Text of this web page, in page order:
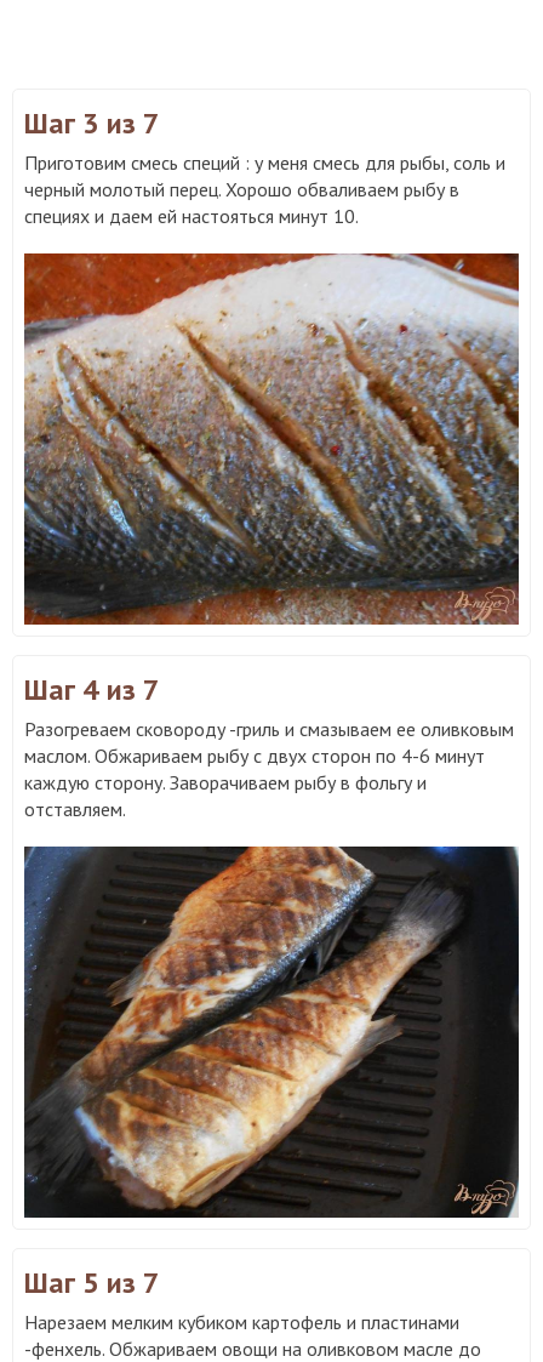
Шаг 3 из 7
Приготовим смесь специй : у меня смесь для рыбы, соль и
черный молотый перец. Хорошо обваливаем рыбу в
специях и даем ей настояться минут 10.
Шаг 4 из 7
Разогреваем сковороду -гриль и смазываем ее оливковым
маслом. Обжариваем рыбу с двух сторон по 4-6 минут
каждую сторону. Заворачиваем рыбу в фольгу и
отставляем.
Шаг 5 из 7
Нарезаем мелким кубиком картофель и пластинами
-фенхель. Обжариваем овощи на оливковом масле до